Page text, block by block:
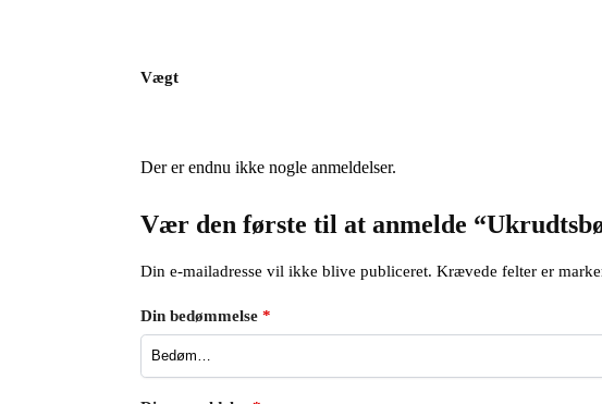
Vægt
Der er endnu ikke nogle anmeldelser.
Vær den første til at anmelde
Din e-mailadresse vil ikke blive publiceret. Krævede felter er
Din bedømmelse *